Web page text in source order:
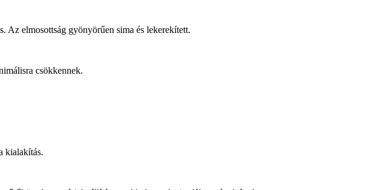
Az elmosottság gyönyörűen sima és lekerekített.
csökkennek.
kialakítás.